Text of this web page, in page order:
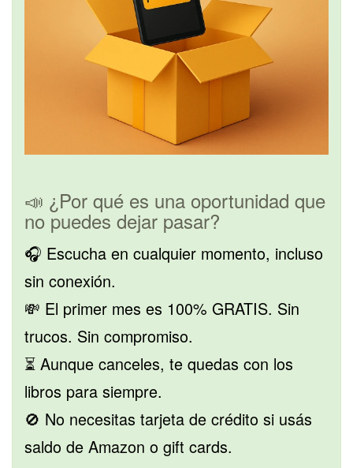
📣 ¿Por qué es una oportunidad que
no puedes dejar pasar?
🎧 Escucha en cualquier momento, incluso
sin conexión.
💸 El primer mes es 100% GRATIS. Sin
trucos. Sin compromiso.
⏳ Aunque canceles, te quedas con los
libros para siempre.
🚫 No necesitas tarjeta de crédito si usás
saldo de Amazon o gift cards.